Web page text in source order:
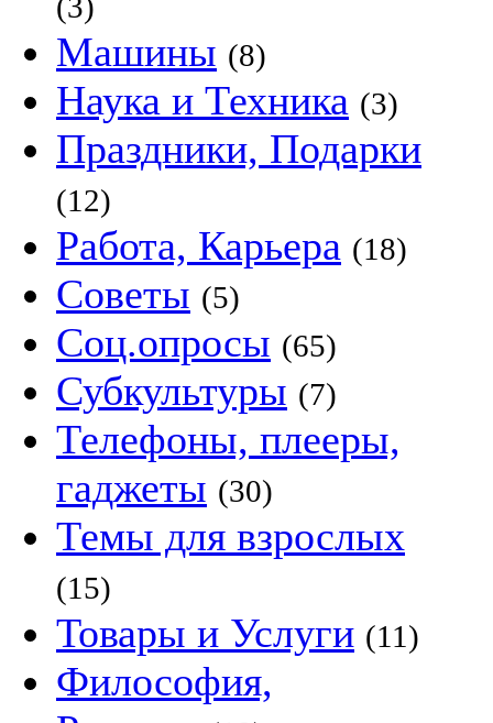
Машины (8)
Наука и Техника (3)
Праздники, Подарки
(12)
Работа, Карьера (18)
Советы (5)
Соц.опросы (65)
Субкультуры (7)
Телефоны, плееры,
гаджеты (30)
Темы для взрослых
(15)
Товары и Услуги (11)
Философия,